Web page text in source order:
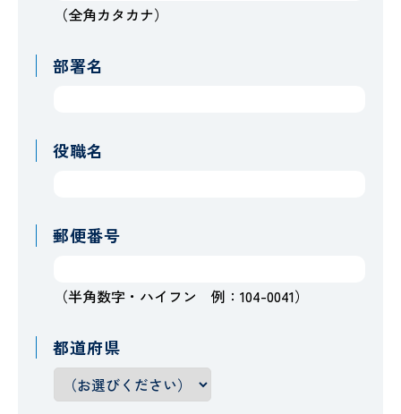
（全角カタカナ）
部署名
役職名
郵便番号
（半角数字・ハイフン 例：104-0041）
都道府県